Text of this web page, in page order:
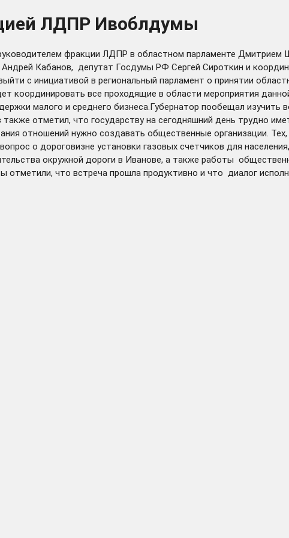
ЛДПР Ивоблдумы
фракции ЛДПР в областном парламенте Дмитрием
Андрей Кабанов, депутат Госдумы РФ Сергей Сироткин и
с инициативой в региональный парламент о принятии
координировать все проходящие в области мероприятия
малого и среднего бизнеса.Губернатор пообещал изучить
отметил, что государству на сегодняшний день трудно
отношений нужно создавать общественные организации.
о дороговизне установки газовых счетчиков для
окружной дороги в Иванове, а также работы
что встреча прошла продуктивно и что диалог